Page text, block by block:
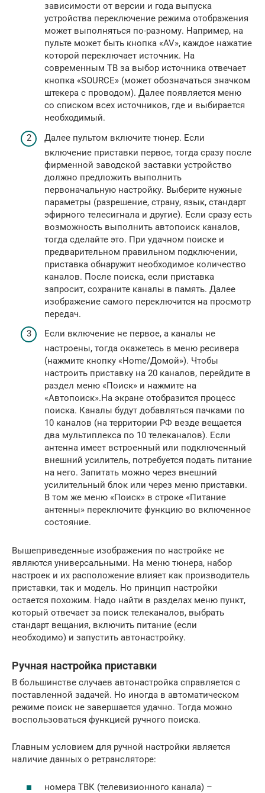
зависимости от версии и года выпуска
устройства переключение режима отображения
может выполняться по-разному. Например, на
пульте может быть кнопка «AV», каждое нажатие
которой переключает источник. На
современным ТВ за выбор источника отвечает
кнопка «SOURCE» (может обозначаться значком
штекера с проводом). Далее появляется меню
со списком всех источников, где и выбирается
необходимый.
Далее пультом включите тюнер. Если
включение приставки первое, тогда сразу после
фирменной заводской заставки устройство
должно предложить выполнить
первоначальную настройку. Выберите нужные
параметры (разрешение, страну, язык, стандарт
эфирного телесигнала и другие). Если сразу есть
возможность выполнить автопоиск каналов,
тогда сделайте это. При удачном поиске и
предварительном правильном подключении,
приставка обнаружит необходимое количество
каналов. После поиска, если приставка
запросит, сохраните каналы в память. Далее
изображение самого переключится на просмотр
передач.
Если включение не первое, а каналы не
настроены, тогда окажетесь в меню ресивера
(нажмите кнопку «Home/Домой»). Чтобы
настроить приставку на 20 каналов, перейдите в
раздел меню «Поиск» и нажмите на
«Автопоиск».На экране отобразится процесс
поиска. Каналы будут добавляться пачками по
10 каналов (на территории РФ везде вещается
два мультиплекса по 10 телеканалов). Если
антенна имеет встроенный или подключенный
внешний усилитель, потребуется подать питание
на него. Запитать можно через внешний
усилительный блок или через меню приставки.
В том же меню «Поиск» в строке «Питание
антенны» переключите функцию во включенное
состояние.
Вышеприведенные изображения по настройке не
являются универсальными. На меню тюнера, набор
настроек и их расположение влияет как производитель
приставки, так и модель. Но принцип настройки
остается похожим. Надо найти в разделах меню пункт,
который отвечает за поиск телеканалов, выбрать
стандарт вещания, включить питание (если
необходимо) и запустить автонастройку.
Ручная настройка приставки
В большинстве случаев автонастройка справляется с
поставленной задачей. Но иногда в автоматическом
режиме поиск не завершается удачно. Тогда можно
воспользоваться функцией ручного поиска.
Главным условием для ручной настройки является
наличие данных о ретрансляторе:
номера ТВК (телевизионного канала) –